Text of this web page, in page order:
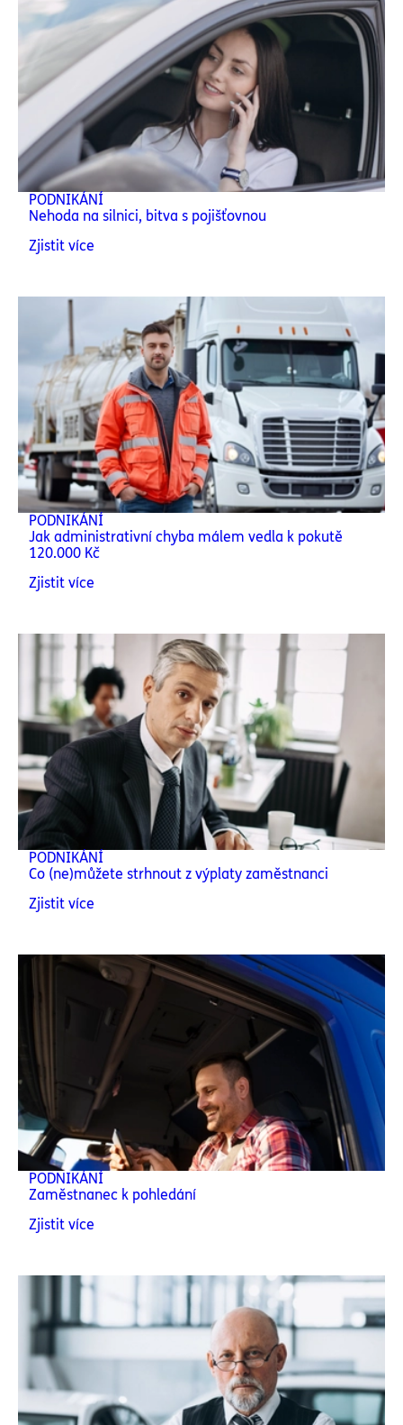
PODNIKÁNÍ
Nehoda na silnici, bitva s pojišťovnou
Zjistit více
PODNIKÁNÍ
Jak administrativní chyba málem vedla k pokutě
120.000 Kč
Zjistit více
PODNIKÁNÍ
Co (ne)můžete strhnout z výplaty zaměstnanci
Zjistit více
PODNIKÁNÍ
Zaměstnanec k pohledání
Zjistit více